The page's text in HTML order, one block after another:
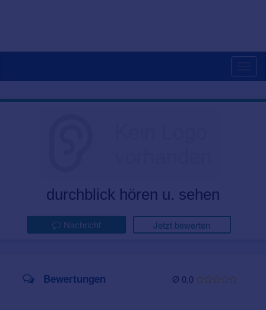
durchblick hören u. sehen
Nachricht Jetzt bewerten
Ø 0,0
Bewertungen